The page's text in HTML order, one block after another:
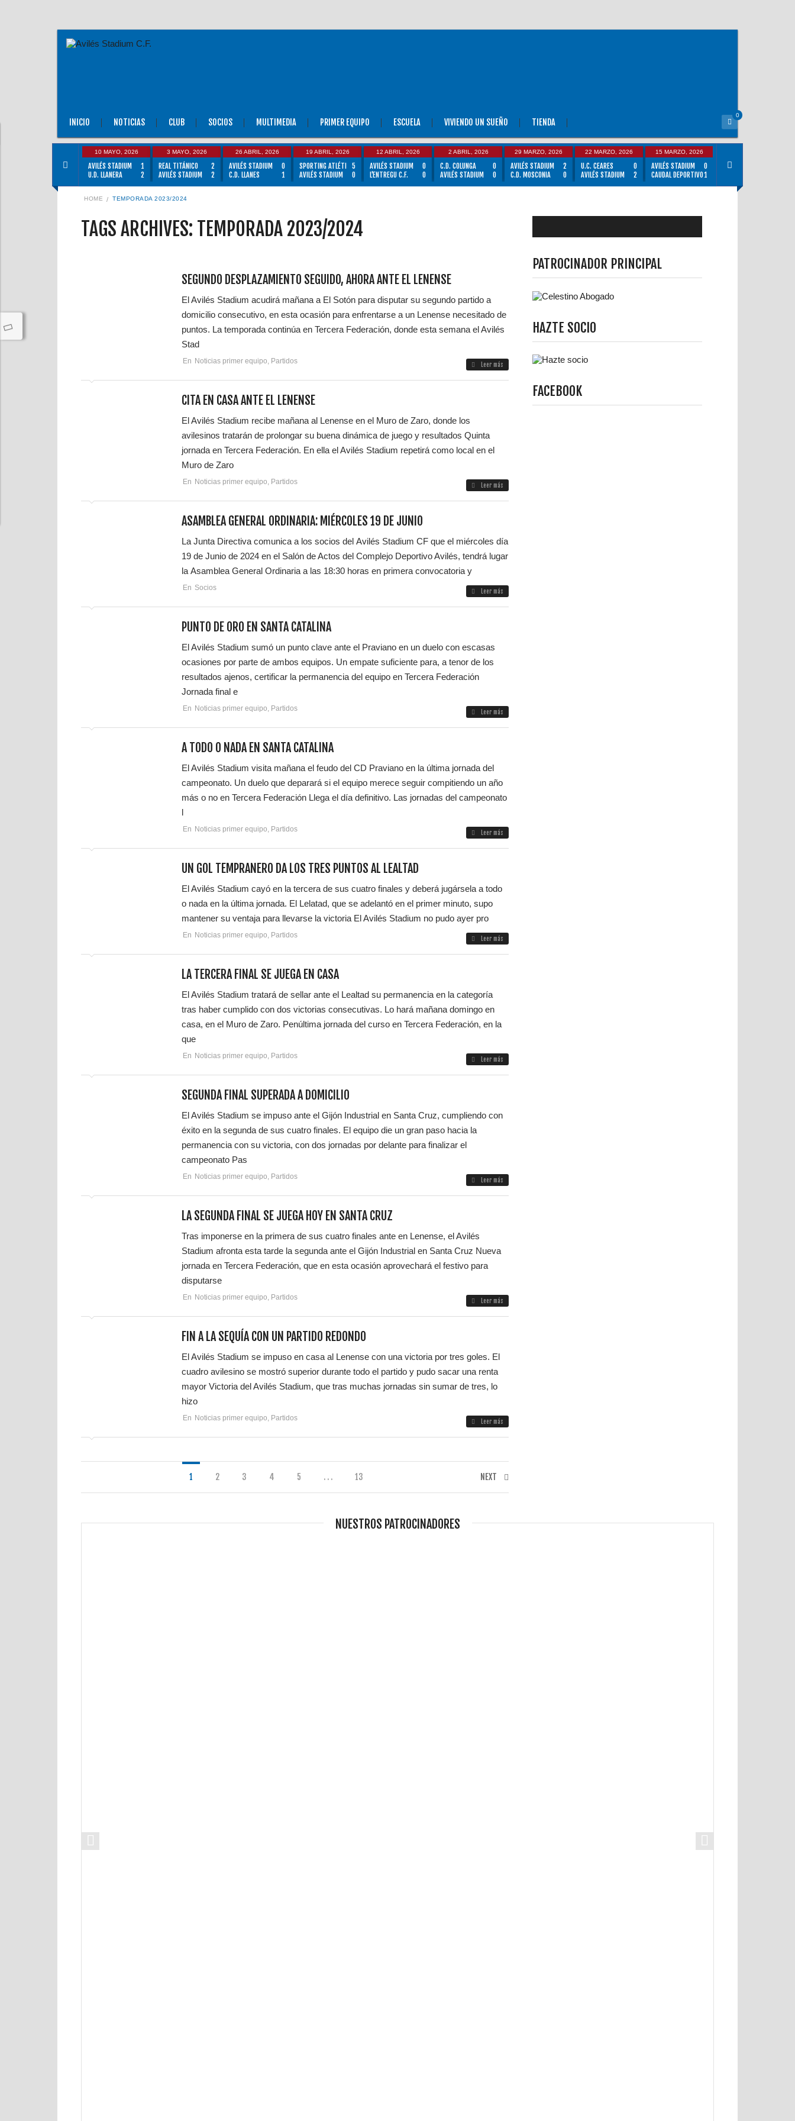
INICIO NOTICIAS CLUB SOCIOS MULTIMEDIA PRIMER EQUIPO ESCUELA VIVIENDO UN SUEÑO TIENDA
0
10 MAYO, 2026
AVILÉS STADIUM
1
U.D. LLANERA
2
3 MAYO, 2026
REAL TITÁNICO
2
AVILÉS STADIUM
2
26 ABRIL, 2026
AVILÉS STADIUM
0
C.D. LLANES
1
19 ABRIL, 2026
SPORTING ATLÉTI
5
AVILÉS STADIUM
0
12 ABRIL, 2026
AVILÉS STADIUM
0
L'ENTREGU C.F.
0
2 ABRIL, 2026
C.D. COLUNGA
0
AVILÉS STADIUM
0
29 MARZO, 2026
AVILÉS STADIUM
2
C.D. MOSCONIA
0
22 MARZO, 2026
U.C. CEARES
0
AVILÉS STADIUM
2
15 MARZO, 2026
AVILÉS STADIUM
0
CAUDAL DEPORTIVO1
HOME TEMPORADA 2023/2024
TAGS ARCHIVES: TEMPORADA 2023/2024
SEGUNDO DESPLAZAMIENTO SEGUIDO, AHORA ANTE EL LENENSE
El Avilés Stadium acudirá mañana a El Sotón para disputar su segundo partido a
domicilio consecutivo, en esta ocasión para enfrentarse a un Lenense necesitado de
puntos. La temporada continúa en Tercera Federación, donde esta semana el Avilés
Stad
En Noticias primer equipo, Partidos Leer más
CITA EN CASA ANTE EL LENENSE
El Avilés Stadium recibe mañana al Lenense en el Muro de Zaro, donde los
avilesinos tratarán de prolongar su buena dinámica de juego y resultados Quinta
jornada en Tercera Federación. En ella el Avilés Stadium repetirá como local en el
Muro de Zaro
En Noticias primer equipo, Partidos Leer más
ASAMBLEA GENERAL ORDINARIA: MIÉRCOLES 19 DE JUNIO
La Junta Directiva comunica a los socios del Avilés Stadium CF que el miércoles día
19 de Junio de 2024 en el Salón de Actos del Complejo Deportivo Avilés, tendrá lugar
la Asamblea General Ordinaria a las 18:30 horas en primera convocatoria y
En Socios Leer más
PUNTO DE ORO EN SANTA CATALINA
El Avilés Stadium sumó un punto clave ante el Praviano en un duelo con escasas
ocasiones por parte de ambos equipos. Un empate suficiente para, a tenor de los
resultados ajenos, certificar la permanencia del equipo en Tercera Federación
Jornada final e
En Noticias primer equipo, Partidos Leer más
A TODO O NADA EN SANTA CATALINA
El Avilés Stadium visita mañana el feudo del CD Praviano en la última jornada del
campeonato. Un duelo que deparará si el equipo merece seguir compitiendo un año
más o no en Tercera Federación Llega el día definitivo. Las jornadas del campeonato
l
En Noticias primer equipo, Partidos Leer más
UN GOL TEMPRANERO DA LOS TRES PUNTOS AL LEALTAD
El Avilés Stadium cayó en la tercera de sus cuatro finales y deberá jugársela a todo
o nada en la última jornada. El Lelatad, que se adelantó en el primer minuto, supo
mantener su ventaja para llevarse la victoria El Avilés Stadium no pudo ayer pro
En Noticias primer equipo, Partidos Leer más
LA TERCERA FINAL SE JUEGA EN CASA
El Avilés Stadium tratará de sellar ante el Lealtad su permanencia en la categoría
tras haber cumplido con dos victorias consecutivas. Lo hará mañana domingo en
casa, en el Muro de Zaro. Penúltima jornada del curso en Tercera Federación, en la
que
En Noticias primer equipo, Partidos Leer más
SEGUNDA FINAL SUPERADA A DOMICILIO
El Avilés Stadium se impuso ante el Gijón Industrial en Santa Cruz, cumpliendo con
éxito en la segunda de sus cuatro finales. El equipo die un gran paso hacia la
permanencia con su victoria, con dos jornadas por delante para finalizar el
campeonato Pas
En Noticias primer equipo, Partidos Leer más
LA SEGUNDA FINAL SE JUEGA HOY EN SANTA CRUZ
Tras imponerse en la primera de sus cuatro finales ante en Lenense, el Avilés
Stadium afronta esta tarde la segunda ante el Gijón Industrial en Santa Cruz Nueva
jornada en Tercera Federación, que en esta ocasión aprovechará el festivo para
disputarse
En Noticias primer equipo, Partidos Leer más
FIN A LA SEQUÍA CON UN PARTIDO REDONDO
El Avilés Stadium se impuso en casa al Lenense con una victoria por tres goles. El
cuadro avilesino se mostró superior durante todo el partido y pudo sacar una renta
mayor Victoria del Avilés Stadium, que tras muchas jornadas sin sumar de tres, lo
hizo
En Noticias primer equipo, Partidos Leer más
1 2 3 4 5 . . . 13 NEXT
PATROCINADOR PRINCIPAL
HAZTE SOCIO
FACEBOOK
NUESTROS PATROCINADORES